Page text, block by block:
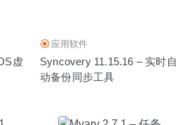
虚
应用软件
Syncovery 11.15.16 – 实时自
动备份同步工具